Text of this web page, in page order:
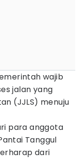
wajib
jalan yang
(JJLS) menuju
para anggota
Tanggul
dari